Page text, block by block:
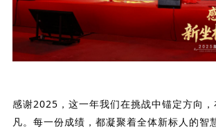
感谢2025，这一年我们在挑战中锚定方向
凡。每一份成绩，都凝聚着全体新标人的智